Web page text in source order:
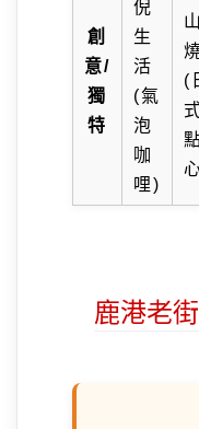
創
意/
獨
特
倪
生
活
(氣
泡
咖
哩)
山
(
鹿港老